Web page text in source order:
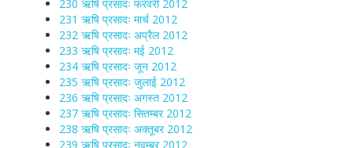
230 ऋषि प्रसादः फरवरी 2012
231 ऋषि प्रसादः मार्च 2012
232 ऋषि प्रसादः अप्रैल 2012
233 ऋषि प्रसादः मई 2012
234 ऋषि प्रसादः जून 2012
235 ऋषि प्रसादः जुलाई 2012
236 ऋषि प्रसादः अगस्त 2012
237 ऋषि प्रसादः सितम्बर 2012
238 ऋषि प्रसादः अक्तूबर 2012
239 ऋषि प्रसादः नवम्बर 2012